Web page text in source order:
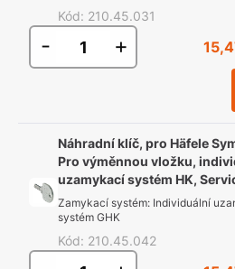
Kód: 210.45.031
- +
Náhradní klíč, pro Häfele
Pro výměnnou vložku,
uzamykací systém HK,
Zamykací systém: Individuální
systém GHK
Kód: 210.45.042